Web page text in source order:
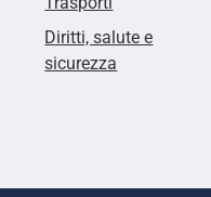
Diritti, salute e
sicurezza